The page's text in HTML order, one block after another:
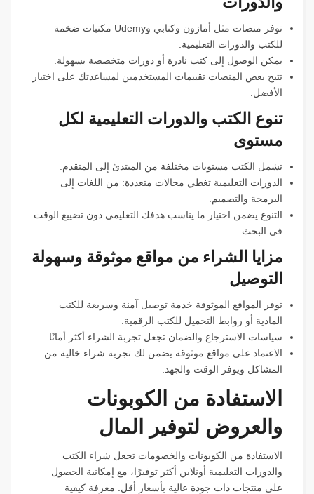
توفر منصات مثل أمازون وكتابي وUdemy مكتبات ضخمة
للكتب والدورات التعليمية.
يمكن الوصول إلى كتب نادرة أو دورات متخصصة بسهولة.
تتيح بعض المنصات تقييمات المستخدمين لمساعدتك على اختيار
الأفضل.
تنوع الكتب والدورات التعليمية لكل
مستوى
تشمل الكتب مستويات مختلفة من المبتدئ إلى المتقدم.
الدورات التعليمية تغطي مجالات متعددة: من اللغات إلى
البرمجة والتصميم.
التنوع يضمن اختيار ما يناسب هدفك التعليمي دون تضييع الوقت
في البحث.
مزايا الشراء من مواقع موثوقة وسهولة
التوصيل
توفر المواقع الموثوقة خدمة توصيل آمنة وسريعة للكتب
المادية أو روابط التحميل للكتب الرقمية.
سياسات الاسترجاع والضمان تجعل تجربة الشراء أكثر أمانًا.
الاعتماد على مواقع موثوقة يضمن لك تجربة شراء خالية من
المشاكل ويوفر الوقت والجهد.
الاستفادة من الكوبونات
والعروض لتوفير المال
الاستفادة من الكوبونات والخصومات تجعل شراء الكتب
والدورات التعليمية أونلاين أكثر توفيرًا، مع إمكانية الحصول
على منتجات ذات جودة عالية بأسعار أقل. معرفة كيفية